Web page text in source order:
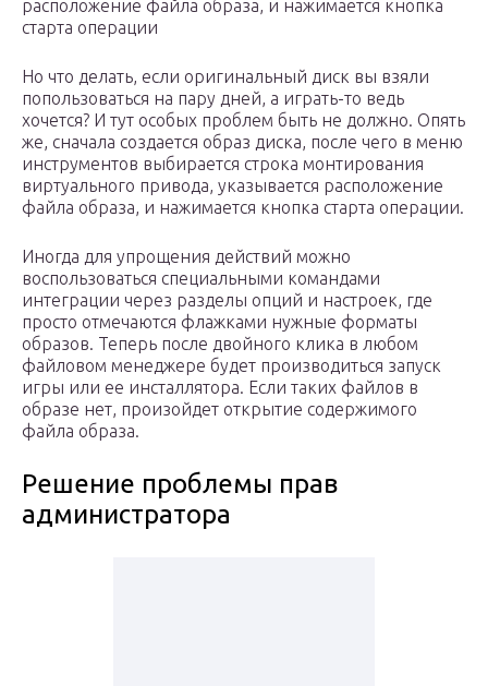
расположение файла образа, и нажимается кнопка
старта операции
Но что делать, если оригинальный диск вы взяли
попользоваться на пару дней, а играть-то ведь
хочется? И тут особых проблем быть не должно. Опять
же, сначала создается образ диска, после чего в меню
инструментов выбирается строка монтирования
виртуального привода, указывается расположение
файла образа, и нажимается кнопка старта операции.
Иногда для упрощения действий можно
воспользоваться специальными командами
интеграции через разделы опций и настроек, где
просто отмечаются флажками нужные форматы
образов. Теперь после двойного клика в любом
файловом менеджере будет производиться запуск
игры или ее инсталлятора. Если таких файлов в
образе нет, произойдет открытие содержимого
файла образа.
Решение проблемы прав
администратора